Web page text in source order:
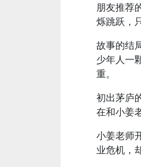
朋友推荐
烁跳跃，
故事的结
少年人一
重。
初出茅庐
在和小姜
小姜老师
业危机，